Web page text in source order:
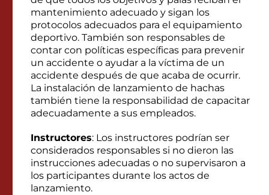
mantenimiento adecuado y sigan los
protocolos adecuados para el equipamiento
deportivo. También son responsables de
contar con políticas específicas para prevenir
un accidente o ayudar a la víctima de un
accidente después de que acaba de ocurrir.
La instalación de lanzamiento de hachas
también tiene la responsabilidad de capacitar
adecuadamente a sus empleados.
Instructores: Los instructores podrían ser
considerados responsables si no dieron las
instrucciones adecuadas o no supervisaron a
los participantes durante los actos de
lanzamiento.